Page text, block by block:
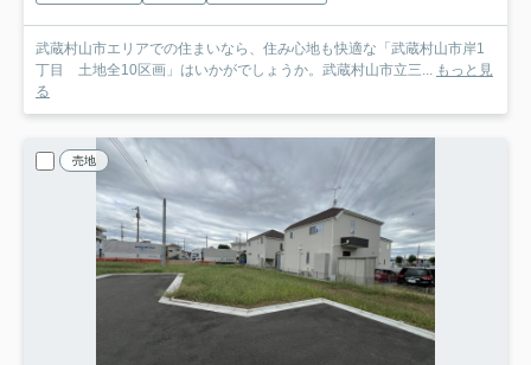
武蔵村山市エリアでの住まいなら、住み心地も快適な「武蔵村山市岸1
丁目 土地全10区画」はいかがでしょうか。武蔵村山市立三... もっと見
る
売地